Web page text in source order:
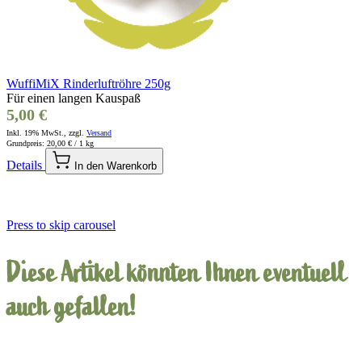
WuffiMiX Rinderluftröhre 250g
Für einen langen Kauspaß
5,00 €
Inkl. 19% MwSt., zzgl. Versand
Grundpreis: 20,00 € / 1 kg
Details In den Warenkorb
Press to skip carousel
Diese Artikel könnten Ihnen eventuell
auch gefallen!